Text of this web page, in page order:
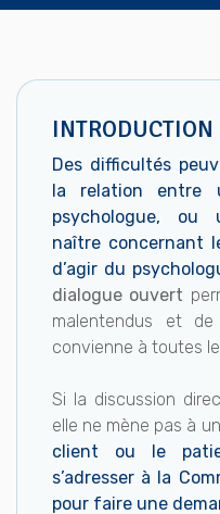
INTRODUCTION
Des difficultés
la relation entre
psychologue, ou
naître concernant
d’agir du
dialogue ouvert
malentendus et
convienne à toutes
Si la discussion
elle ne mène pas à
client ou le
s’adresser à la
pour faire une